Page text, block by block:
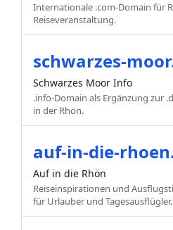
Internationale .com-Domain für
Reiseveranstaltung.
schwarzes-
Schwarzes Moor Info
.info-Domain als Ergänzung zur
in der Rhön.
auf-in-die-
Auf in die Rhön
Reiseinspirationen und
für Urlauber und Tagesausflügler.